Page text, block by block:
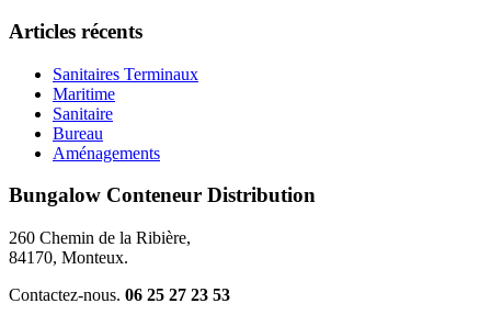
Articles récents
Sanitaires Terminaux
Maritime
Sanitaire
Bureau
Aménagements
Bungalow Conteneur Distribution
260 Chemin de la Ribière,
84170, Monteux.
Contactez-nous. 06 25 27 23 53